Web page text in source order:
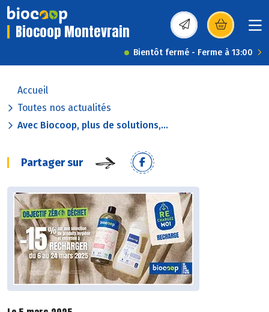
Biocoop Montevrain (s’ouvre dans une
Bientôt fermé - Ferme à 13:00
Accueil
Toutes nos actualités
Avec Biocoop, plus de solutions,...
Partager sur